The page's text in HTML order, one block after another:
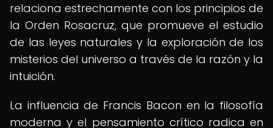
relaciona estrechamente con los principios de
la Orden Rosacruz, que promueve el estudio
de las leyes naturales y la exploración de los
misterios del universo a través de la razón y la
intuición.
La influencia de Francis Bacon en la filosofía
moderna y el pensamiento crítico radica en